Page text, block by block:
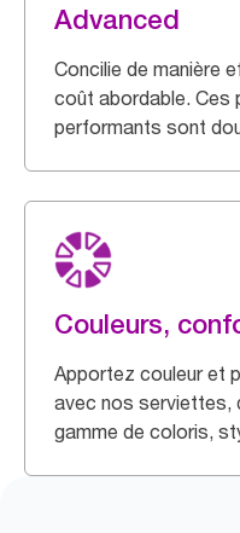
Advanced
Concilie de manière
coût abordable. Ces
performants sont
Couleurs,
Apportez couleur et
avec nos serviettes,
gamme de coloris,